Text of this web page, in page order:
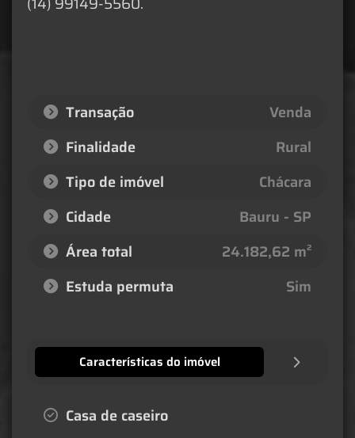
Transação
Venda
Finalidade
Rural
Tipo de imóvel
Chácara
Cidade
Bauru - SP
Área total
24.182,62 m²
Estuda permuta
Sim
Características do imóvel
Casa de caseiro